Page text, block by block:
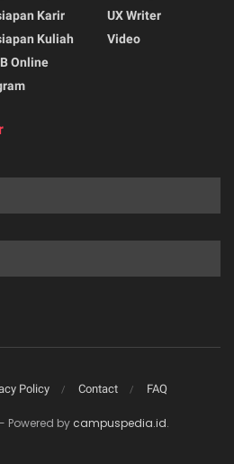
Karir
Kuliah
Online
UX Writer
Video
Policy Contact FAQ
- Powered by campuspedia.id.